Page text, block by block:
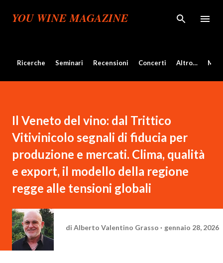
Passa ai contenuti principali
YOU WINE MAGAZINE
Ricerche Seminari Recensioni Concerti Altro…
Il Veneto del vino: dal Trittico
Vitivinicolo segnali di fiducia per
produzione e mercati. Clima, qualità
e export, il modello della regione
regge alle tensioni globali
di Alberto Valentino Grasso gennaio 28, 2026